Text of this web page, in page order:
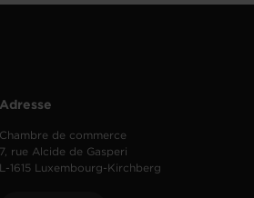
Adresse
Chambre de commerce
7, rue Alcide de Gasperi
L-1615 Luxembourg-Kirchberg